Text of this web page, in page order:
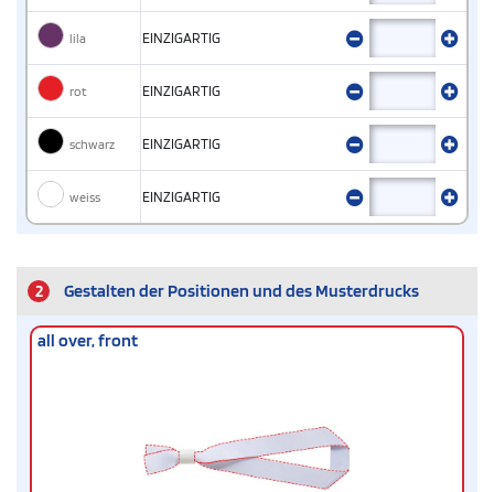
lila EINZIGARTIG
rot EINZIGARTIG
schwarz EINZIGARTIG
weiss EINZIGARTIG
2 Gestalten der Positionen und des Musterdrucks
all over, front